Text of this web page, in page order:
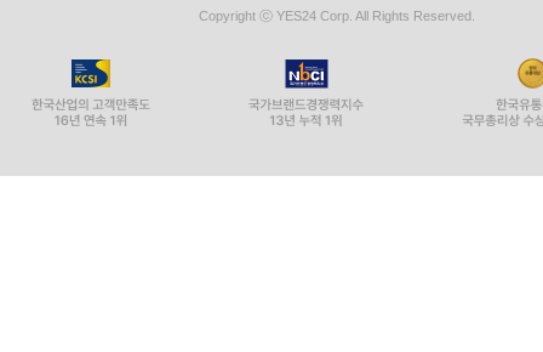
Copyright ⓒ YES24 Corp. All Rights Reserved.